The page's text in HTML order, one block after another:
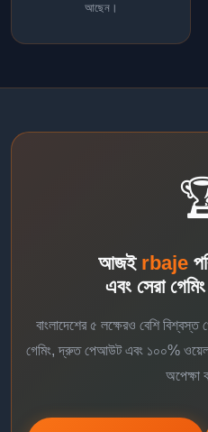
আছেন।
আজই rbaje
এবং সেরা
বাংলাদেশের ৫ লক্ষেরও বেশি
গেমিং, দ্রুত পেআউট এবং ১০০%
অপেক্ষা